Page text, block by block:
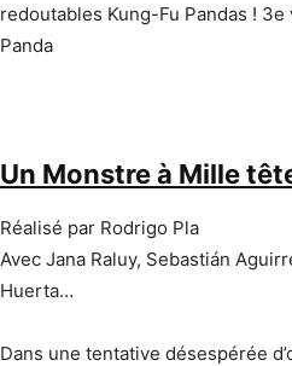
redoutables Kung-Fu Pandas ! 3e
Panda
Un Monstre à Mille
Réalisé par Rodrigo Pla
Avec Jana Raluy, Sebastián
Huerta…
Dans une tentative désespérée